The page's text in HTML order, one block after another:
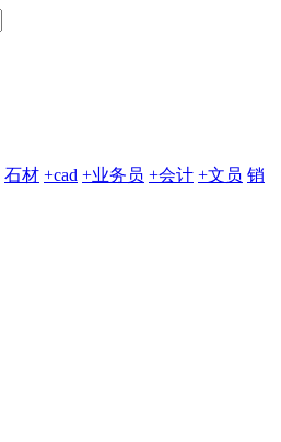
石材 +cad +业务员 +会计 +文员 销